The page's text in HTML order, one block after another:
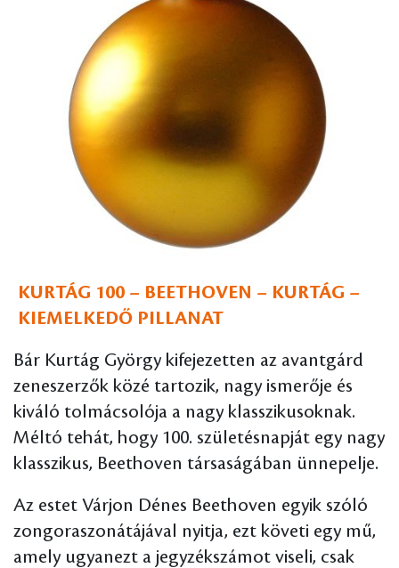
KURTÁG 100 – BEETHOVEN – KURTÁG –
KIEMELKEDŐ PILLANAT
Bár Kurtág György kifejezetten az avantgárd
zeneszerzők közé tartozik, nagy ismerője és
kiváló tolmácsolója a nagy klasszikusoknak.
Méltó tehát, hogy 100. születésnapját egy nagy
klasszikus, Beethoven társaságában ünnepelje.
Az estet Várjon Dénes Beethoven egyik szóló
zongoraszonátájával nyitja, ezt követi egy mű,
amely ugyanezt a jegyzékszámot viseli, csak